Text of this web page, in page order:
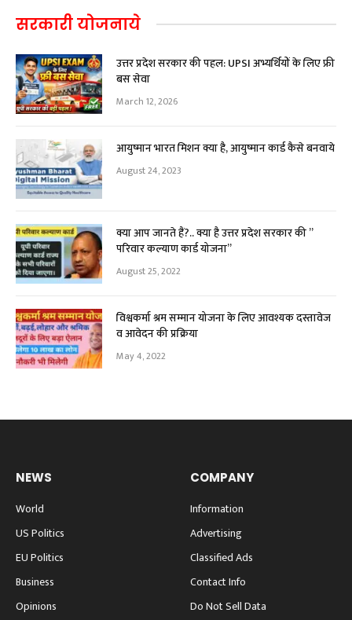
सरकारी योजनाये
उत्तर प्रदेश सरकार की पहल: UPSI अभ्यर्थियों के लिए फ्री
बस सेवा
March 12, 2026
आयुष्मान भारत मिशन क्या है, आयुष्मान कार्ड कैसे बनवाये
August 24, 2023
क्या आप जानते हैं?.. क्या है उत्तर प्रदेश सरकार की ”
परिवार कल्याण कार्ड योजना”
August 25, 2022
विश्वकर्मा श्रम सम्मान योजना के लिए आवश्यक दस्तावेज
व आवेदन की प्रक्रिया
May 4, 2022
NEWS
World
US Politics
EU Politics
Business
Opinions
COMPANY
Information
Advertising
Classified Ads
Contact Info
Do Not Sell Data